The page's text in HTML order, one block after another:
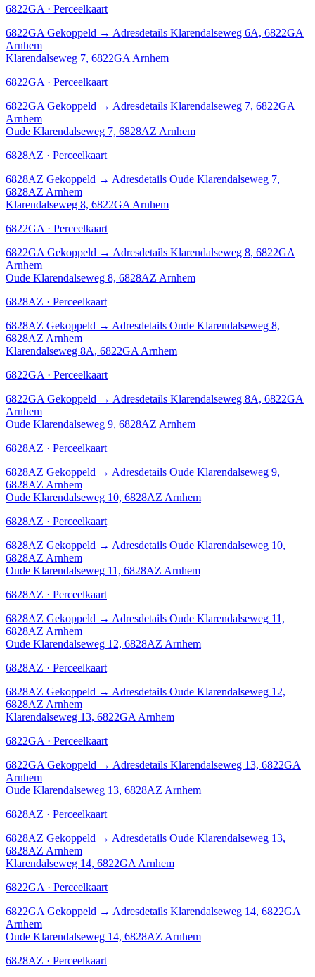
6822GA · Perceelkaart
6822GA Gekoppeld → Adresdetails Klarendalseweg 6A, 6822GA
Arnhem
Klarendalseweg 7, 6822GA Arnhem
6822GA · Perceelkaart
6822GA Gekoppeld → Adresdetails Klarendalseweg 7, 6822GA
Arnhem
Oude Klarendalseweg 7, 6828AZ Arnhem
6828AZ · Perceelkaart
6828AZ Gekoppeld → Adresdetails Oude Klarendalseweg 7,
6828AZ Arnhem
Klarendalseweg 8, 6822GA Arnhem
6822GA · Perceelkaart
6822GA Gekoppeld → Adresdetails Klarendalseweg 8, 6822GA
Arnhem
Oude Klarendalseweg 8, 6828AZ Arnhem
6828AZ · Perceelkaart
6828AZ Gekoppeld → Adresdetails Oude Klarendalseweg 8,
6828AZ Arnhem
Klarendalseweg 8A, 6822GA Arnhem
6822GA · Perceelkaart
6822GA Gekoppeld → Adresdetails Klarendalseweg 8A, 6822GA
Arnhem
Oude Klarendalseweg 9, 6828AZ Arnhem
6828AZ · Perceelkaart
6828AZ Gekoppeld → Adresdetails Oude Klarendalseweg 9,
6828AZ Arnhem
Oude Klarendalseweg 10, 6828AZ Arnhem
6828AZ · Perceelkaart
6828AZ Gekoppeld → Adresdetails Oude Klarendalseweg 10,
6828AZ Arnhem
Oude Klarendalseweg 11, 6828AZ Arnhem
6828AZ · Perceelkaart
6828AZ Gekoppeld → Adresdetails Oude Klarendalseweg 11,
6828AZ Arnhem
Oude Klarendalseweg 12, 6828AZ Arnhem
6828AZ · Perceelkaart
6828AZ Gekoppeld → Adresdetails Oude Klarendalseweg 12,
6828AZ Arnhem
Klarendalseweg 13, 6822GA Arnhem
6822GA · Perceelkaart
6822GA Gekoppeld → Adresdetails Klarendalseweg 13, 6822GA
Arnhem
Oude Klarendalseweg 13, 6828AZ Arnhem
6828AZ · Perceelkaart
6828AZ Gekoppeld → Adresdetails Oude Klarendalseweg 13,
6828AZ Arnhem
Klarendalseweg 14, 6822GA Arnhem
6822GA · Perceelkaart
6822GA Gekoppeld → Adresdetails Klarendalseweg 14, 6822GA
Arnhem
Oude Klarendalseweg 14, 6828AZ Arnhem
6828AZ · Perceelkaart